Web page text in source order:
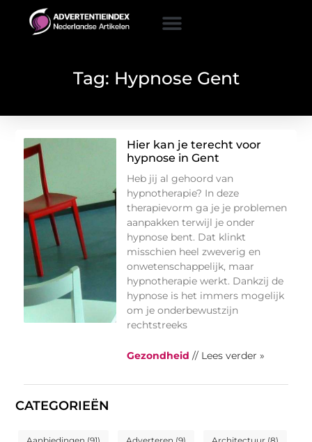
Tag: Hypnose Gent
CATEGORIEËN
Hier kan je terecht voor
hypnose in Gent
Heb jij al gehoord van
hypnotherapie? In deze
therapievorm ga je je problemen
aanpakken terwijl je onder
hypnose bent. Dat klinkt
misschien heel zweverig en
onwetenschappelijk, maar
hypnotherapie werkt. Dankzij de
hypnose is het immers mogelijk
om je onderbewustzijn
rechtstreeks
Gezondheid // Lees verder »